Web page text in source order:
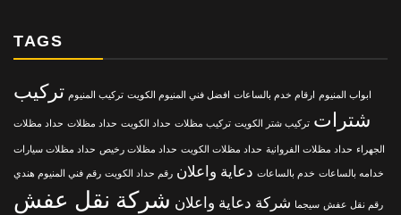
TAGS
ابواب المنيوم ارقام خدم بالساعات افضل فني المنيوم الكويت تركيب المنيوم تركيب
شترات تركيب شتر الكويت تركيب مظلات حداد الكويت حداد مظلات حداد مظلات
الجهراء حداد مظلات الفروانية حداد مظلات الكويت حداد مظلات رخيص حداد مظلات سيارات
خدامه بالساعات خدم بالساعات دعاية واعلان رقم حداد الكويت رقم فني المنيوم هندي
رقم نقل عفش سيجما شركة دعاية واعلان شركة نقل عفش